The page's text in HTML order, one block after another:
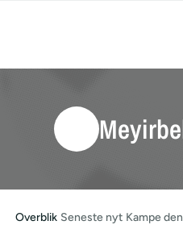
Overblik Seneste nyt Kampe